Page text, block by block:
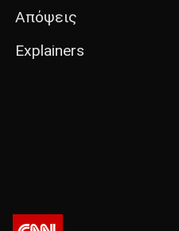
Απόψεις
Explainers